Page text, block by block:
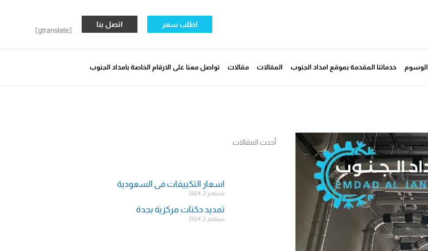
اطلب سعر اتصل بنا
[gtranslate]
الوسوم خدماتنا المقدمة بموقع امداد الجنوب المقالات مقالات تواصل معنا على الارقام الخاصة بامداد الجنوب
أحدث المقالات
اسعار التكييفات فى السعودية
سبتمبر 2, 2024
تمديد دكتات مركزية بجدة
سبتمبر 2, 2024